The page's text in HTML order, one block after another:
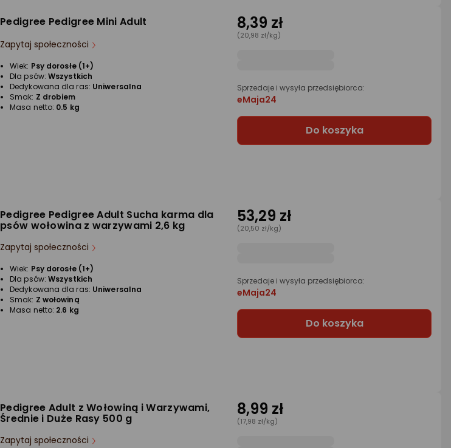
Pedigree Pedigree Mini Adult
Zapytaj społeczności
Wiek: Psy dorosłe (1+)
Dla psów: Wszystkich
Dedykowana dla ras: Uniwersalna
Smak: Z drobiem
Masa netto: 0.5 kg
8,39 zł
(20,98 zł/kg)
Sprzedaje i wysyła przedsiębiorca:
eMaja24
Do koszyka
Pedigree Pedigree Adult Sucha karma dla
psów wołowina z warzywami 2,6 kg
Zapytaj społeczności
Wiek: Psy dorosłe (1+)
Dla psów: Wszystkich
Dedykowana dla ras: Uniwersalna
Smak: Z wołowiną
Masa netto: 2.6 kg
53,29 zł
(20,50 zł/kg)
Sprzedaje i wysyła przedsiębiorca:
eMaja24
Do koszyka
Pedigree Adult z Wołowiną i Warzywami,
Średnie i Duże Rasy 500 g
Zapytaj społeczności
8,99 zł
(17,98 zł/kg)